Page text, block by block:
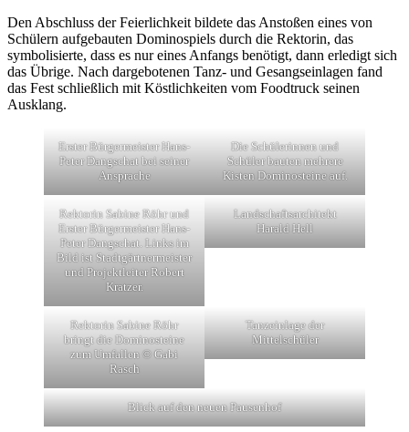
Den Abschluss der Feierlichkeit bildete das Anstoßen eines von
Schülern aufgebauten Dominospiels durch die Rektorin, das
symbolisierte, dass es nur eines Anfangs benötigt, dann erledigt sich
das Übrige. Nach dargebotenen Tanz- und Gesangseinlagen fand
das Fest schließlich mit Köstlichkeiten vom Foodtruck seinen
Ausklang.
Erster Bürgermeister Hans-
Peter Dangschat bei seiner
Ansprache
Die Schülerinnen und
Schüler bauten mehrere
Kisten Dominosteine auf.
Rektorin Sabine Röhr und
Erster Bürgermeister Hans-
Peter Dangschat. Links im
Bild ist Stadtgärtnermeister
und Projektleiter Robert
Kratzer.
Landschaftsarchitekt
Harald Hell
Rektorin Sabine Röhr
bringt die Dominosteine
zum Umfallen © Gabi
Rasch
Tanzeinlage der
Mittelschüler
Blick auf den neuen Pausenhof